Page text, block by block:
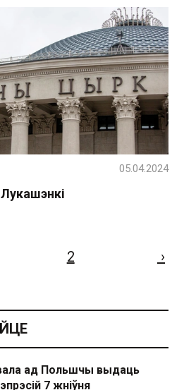
05.04.2024
2 ›
ад Польшчы выдаць
7 жніўня